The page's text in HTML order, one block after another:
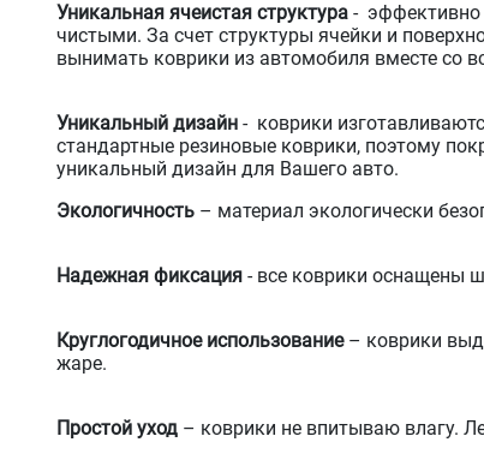
Уникальная ячеистая структура - эффективно
чистыми. За счет структуры ячейки и
вынимать коврики из автомобиля вместе со
Уникальный дизайн - коврики
стандартные резиновые коврики, поэтому
уникальный дизайн для Вашего авто.
Экологичность – материал экологически
Надежная фиксация - все коврики оснащены
Круглогодичное использование– коврики
жаре.
Простой уход – коврики не впитываю влагу.